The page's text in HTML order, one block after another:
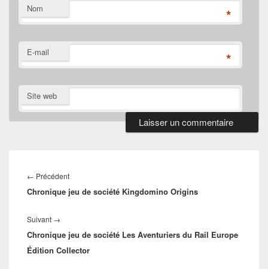
Nom *
E-mail *
Site web
de
l’article
← PrécédentArticle
précédent :
Chronique jeu de société Kingdomino Origins
Suivant →
suivant :
Chronique jeu de société Les Aventuriers du Rail Europe
Édition Collector